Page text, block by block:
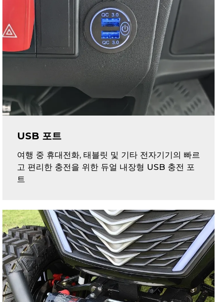
USB 포트
여행 중 휴대전화, 태블릿 및 기타 전자기기의 빠르
고 편리한 충전을 위한 듀얼 내장형 USB 충전 포
트